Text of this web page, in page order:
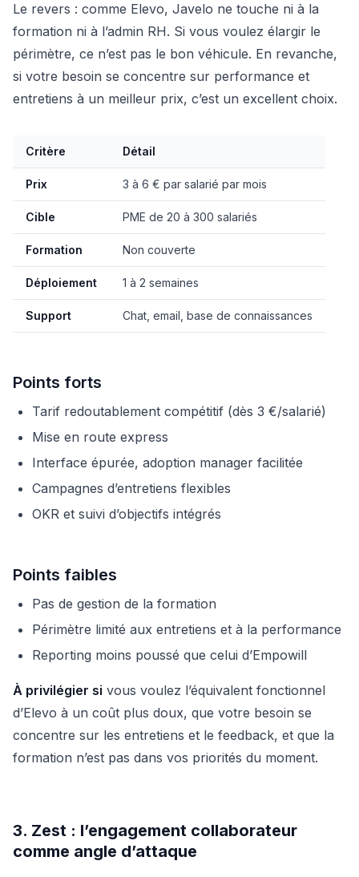
Le revers : comme Elevo, Javelo ne touche ni à la
formation ni à l’admin RH. Si vous voulez élargir le
périmètre, ce n’est pas le bon véhicule. En revanche,
si votre besoin se concentre sur performance et
entretiens à un meilleur prix, c’est un excellent choix.
Critère Détail
Prix 3 à 6 € par salarié par mois
Cible PME de 20 à 300 salariés
Formation Non couverte
Déploiement 1 à 2 semaines
Support Chat, email, base de connaissances
Points forts
Tarif redoutablement compétitif (dès 3 €/salarié)
Mise en route express
Interface épurée, adoption manager facilitée
Campagnes d’entretiens flexibles
OKR et suivi d’objectifs intégrés
Points faibles
Pas de gestion de la formation
Périmètre limité aux entretiens et à la performance
Reporting moins poussé que celui d’Empowill
À privilégier si vous voulez l’équivalent fonctionnel
d’Elevo à un coût plus doux, que votre besoin se
concentre sur les entretiens et le feedback, et que la
formation n’est pas dans vos priorités du moment.
3. Zest : l’engagement collaborateur
comme angle d’attaque